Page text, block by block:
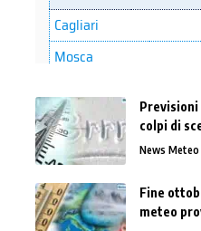
Previsioni
colpi di
News Meteo
Fine
meteo